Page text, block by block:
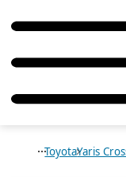
ToyotaYaris